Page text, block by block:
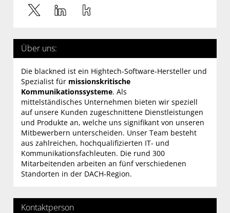
Über uns:
Die blackned ist ein Hightech-Software-Hersteller und
Spezialist für missionskritische
Kommunikationssysteme. Als
mittelständisches Unternehmen bieten wir speziell
auf unsere Kunden zugeschnittene Dienstleistungen
und Produkte an, welche uns signifikant von unseren
Mitbewerbern unterscheiden. Unser Team besteht
aus zahlreichen, hochqualifizierten IT- und
Kommunikationsfachleuten. Die rund 300
Mitarbeitenden arbeiten an fünf verschiedenen
Standorten in der DACH-Region.
Kontaktperson